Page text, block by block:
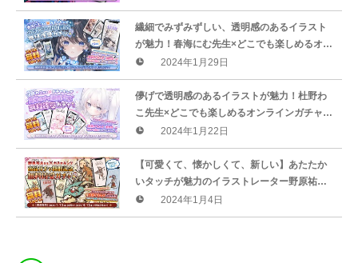
無料待受ガチャが登場！
繊細でみずみずしい、透明感のあるイラスト
が魅力！春海にむ先生×どこでも楽しめるオン
ラインガチャ「ガチャキング」の無料待受ガ
チャが登場
2024年1月29日
儚げで透明感のあるイラストが魅力！杜野わ
こ先生×どこでも楽しめるオンラインガチャ
「ガチャキング」の無料待受ガチャが登場
2024年1月22日
【可愛くて、懐かしくて、新しい】あたたか
いタッチが魅力のイラストレーター野原祐太
先生×どこでも楽しめるオンラインガチャ「ガ
チャキング」の無料待受ガチャが登場！
2024年1月4日